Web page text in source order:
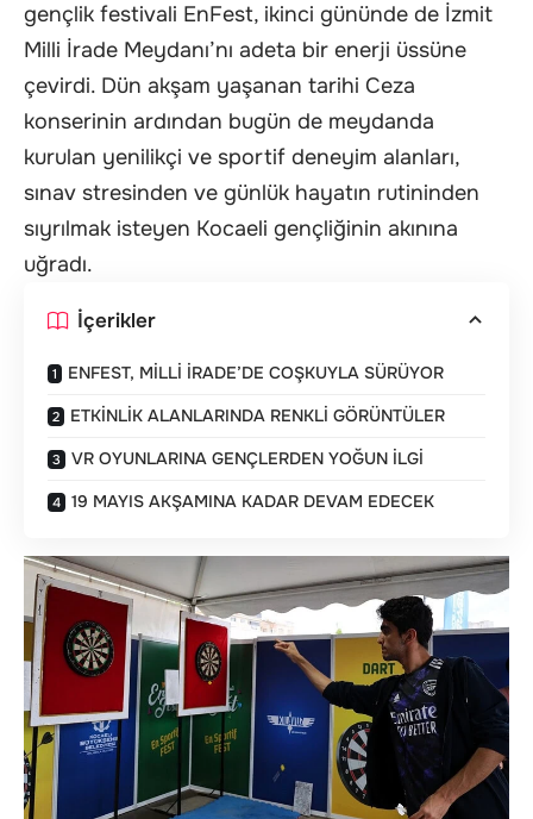
gençlik festivali EnFest, ikinci gününde de İzmit
Milli İrade Meydanı’nı adeta bir enerji üssüne
çevirdi. Dün akşam yaşanan tarihi Ceza
konserinin ardından bugün de meydanda
kurulan yenilikçi ve sportif deneyim alanları,
sınav stresinden ve günlük hayatın rutininden
sıyrılmak isteyen Kocaeli gençliğinin akınına
uğradı.
İçerikler
ENFEST, MİLLİ İRADE’DE COŞKUYLA SÜRÜYOR
ETKİNLİK ALANLARINDA RENKLİ GÖRÜNTÜLER
VR OYUNLARINA GENÇLERDEN YOĞUN İLGİ
19 MAYIS AKŞAMINA KADAR DEVAM EDECEK